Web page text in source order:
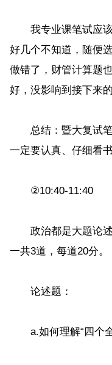
我专业课笔试应该
好几个不知道，随便
做错了，财管计算题
好，没影响到接下来
总结：暨大复试笔
一定要认真、仔细看
②10:40-11:40
政治都是大题论述
一共3道，每道20分。
论述题：
a.如何理解“四个全